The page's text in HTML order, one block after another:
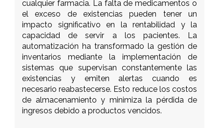
cualquier farmacia. La falta de medicamentos o
el exceso de existencias pueden tener un
impacto significativo en la rentabilidad y la
capacidad de servir a los pacientes. La
automatización ha transformado la gestión de
inventarios mediante la implementación de
sistemas que supervisan constantemente las
existencias y emiten alertas cuando es
necesario reabastecerse. Esto reduce los costos
de almacenamiento y minimiza la pérdida de
ingresos debido a productos vencidos.